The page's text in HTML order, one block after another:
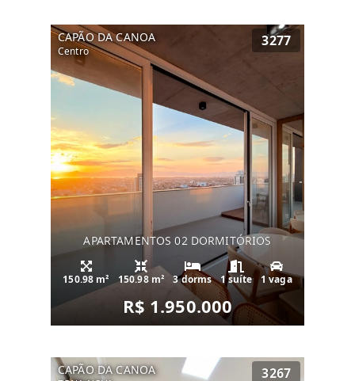
CAPÃO DA CANOA
Centro
3277
APARTAMENTOS 02 DORMITÓRIOS
150.98 m² 150.98 m² 3 dorms 1 suíte 1 vaga
R$ 1.950.000
CAPÃO DA CANOA 3267